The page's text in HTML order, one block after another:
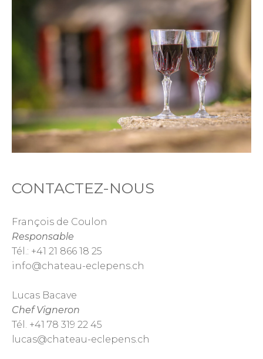
CONTACTEZ-NOUS
François de Coulon
Responsable
Tél.: +41 21 866 18 25
info@chateau-eclepens.ch
Lucas Bacave
Chef Vigneron
Tél. +41 78 319 22 45
lucas@chateau-eclepens.ch